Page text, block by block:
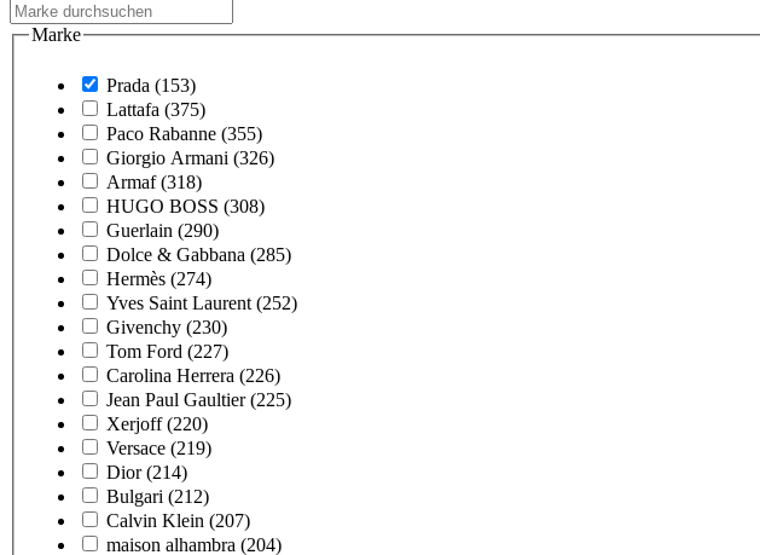
Marke
Prada (153)
Lattafa (375)
Paco Rabanne (355)
Giorgio Armani (326)
Armaf (318)
HUGO BOSS (308)
Guerlain (290)
Dolce & Gabbana (285)
Hermès (274)
Yves Saint Laurent (252)
Givenchy (230)
Tom Ford (227)
Carolina Herrera (226)
Jean Paul Gaultier (225)
Xerjoff (220)
Versace (219)
Dior (214)
Bulgari (212)
Calvin Klein (207)
maison alhambra (204)